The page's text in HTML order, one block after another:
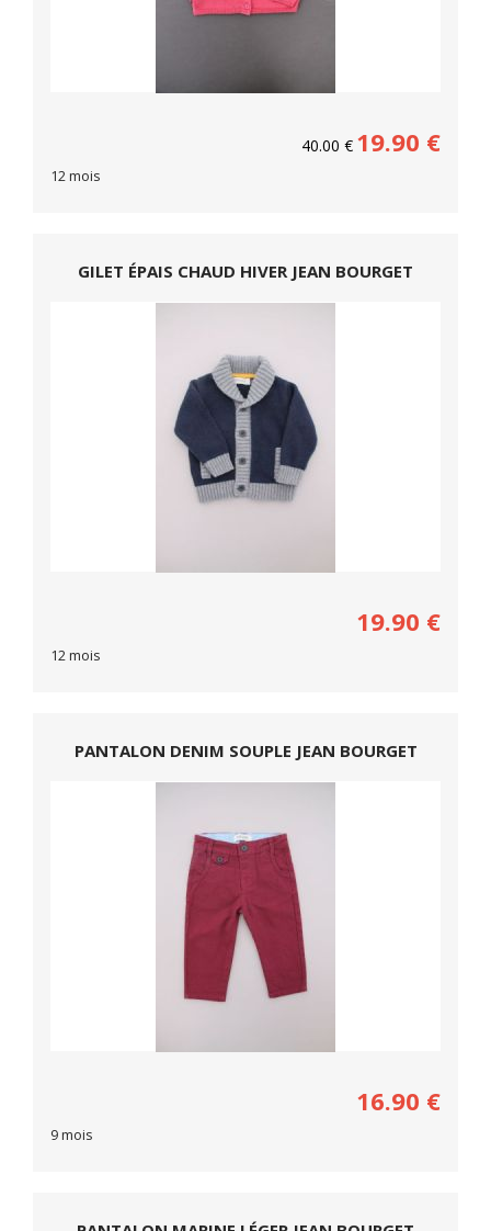
40.00 € 19.90 €
12 mois
GILET ÉPAIS CHAUD HIVER JEAN BOURGET
19.90 €
12 mois
PANTALON DENIM SOUPLE JEAN BOURGET
16.90 €
9 mois